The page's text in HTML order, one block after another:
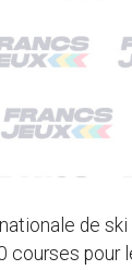
de
pour